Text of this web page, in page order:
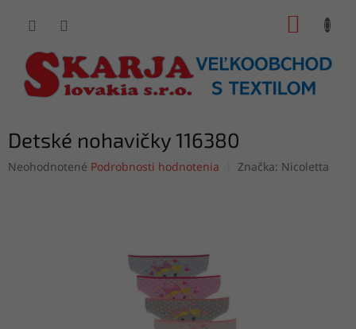
Detské nohavičky 116380
Priemerné
Neohodnotené Podrobnosti hodnotenia Značka: Nicoletta